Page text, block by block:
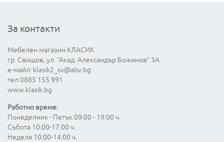
За контакти
Мебелен магазин КЛАСИК
гр. Свищов, ул. "Акад. Александър Божинов" 3А
е-майл: klasik2_sv@abv.bg
тел 0885 155 991
www.klasik.bg
Работно време:
Понеделник - Петък 09:00 - 19:00 ч.
Събота 10:00-17:00 ч.
Неделя 10:00-14:00 ч.